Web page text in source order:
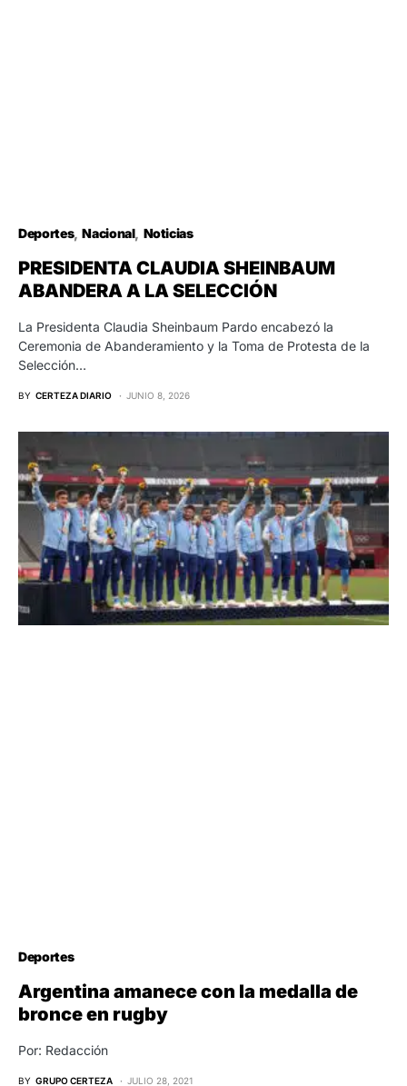
Deportes Nacional Noticias
PRESIDENTA CLAUDIA SHEINBAUM
ABANDERA A LA SELECCIÓN
La Presidenta Claudia Sheinbaum Pardo encabezó la
Ceremonia de Abanderamiento y la Toma de Protesta de la
Selección…
BY CERTEZA DIARIO JUNIO 8, 2026
Deportes
Argentina amanece con la medalla de
bronce en rugby
Por: Redacción
BY GRUPO CERTEZA JULIO 28, 2021